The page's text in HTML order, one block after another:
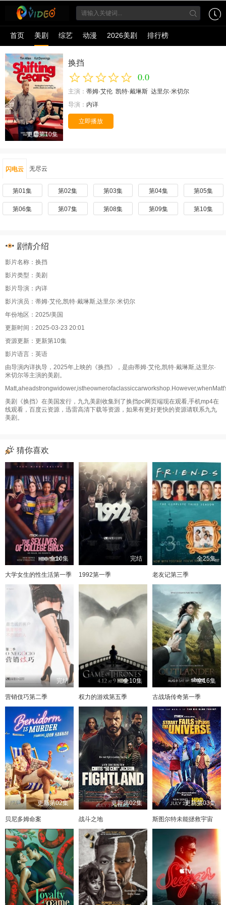
首页 美剧 综艺 动漫 2026美剧 排行榜
更新第10集
换挡
0.0
主演： 蒂姆·艾伦 凯特·戴琳斯 达里尔·米切尔
导演： 内详
立即播放
闪电云 无尽云
第01集 第02集 第03集 第04集 第05集
第06集 第07集 第08集 第09集 第10集
剧情介绍
影片名称：换挡
影片类型：美剧
影片导演：内详
影片演员：蒂姆·艾伦,凯特·戴琳斯,达里尔·米切尔
年份地区：2025/美国
更新时间：2025-03-23 20:01
资源更新：更新第10集
影片语言：英语
由导演内详执导，2025年上映的《换挡》，是由蒂姆·艾伦,凯特·戴琳斯,达里尔·
米切尔等主演的美剧。
美剧《换挡》在美国发行，九九美剧收集到了换挡pc网页端现在观看,手机mp4在
线观看，百度云资源，迅雷高清下载等资源，如果有更好更快的资源请联系九九
美剧。
猜你喜欢
全10集
大学女生的性生活第一季
完结
1992第一季
全25集
老友记第三季
完结
营销伎巧第二季
全10集
权力的游戏第五季
全16集
古战场传奇第一季
更新第02集
贝尼多姆命案
更新第02集
战斗之地
更新第03集
斯图尔特未能拯救宇宙